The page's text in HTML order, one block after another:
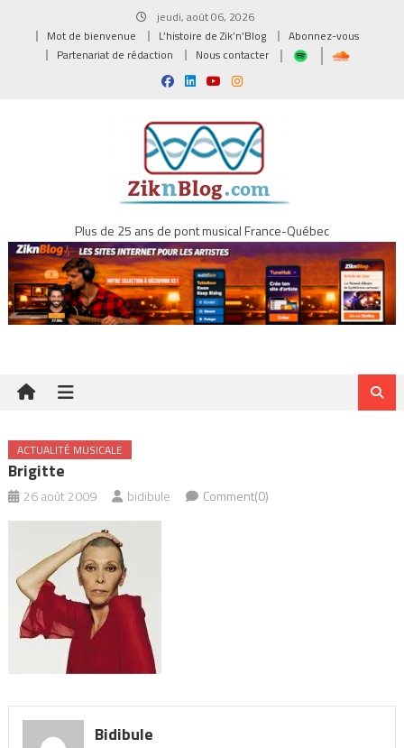
jeudi, août 06, 2026
Mot de bienvenue
L’histoire de Zik’n’Blog
Abonnez-vous
Partenariat de rédaction
Nous contacter
Plus de 25 ans de pont musical France-Québec
ACTUALITÉ MUSICALE
Brigitte
26 août 2009 bidibule Comment(0)
Bidibule